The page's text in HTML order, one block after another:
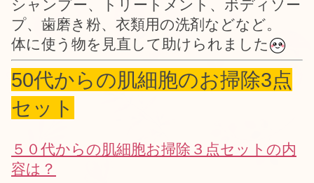
シャンプー、トリートメント、ボディソー
プ、歯磨き粉、衣類用の洗剤などなど。
体に使う物を見直して助けられました
50代からの肌細胞のお掃除3点
セット
５０代からの肌細胞お掃除３点セットの内
容は？